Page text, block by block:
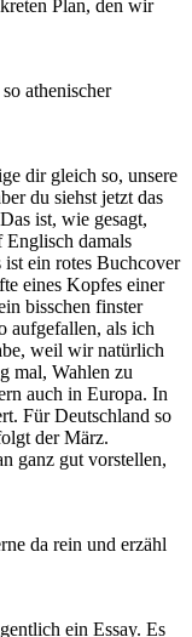
Plan, den wir
athenischer
dir gleich so, unsere
du siehst jetzt das
ist, wie gesagt,
Englisch damals
ist ein rotes Buchcover
eines Kopfes einer
bisschen finster
aufgefallen, als ich
weil wir natürlich
mal, Wahlen zu
auch in Europa. In
Für Deutschland so
der März.
ganz gut vorstellen,
da rein und erzähl
ein Essay. Es